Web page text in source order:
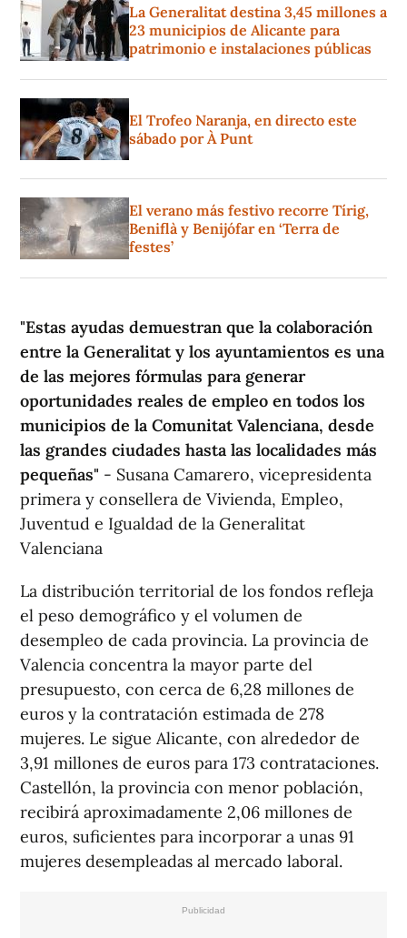
La Generalitat destina 3,45 millones a
23 municipios de Alicante para
patrimonio e instalaciones públicas
El Trofeo Naranja, en directo este
sábado por À Punt
El verano más festivo recorre Tírig,
Beniflà y Benijófar en ‘Terra de
festes’
"Estas ayudas demuestran que la colaboración
entre la Generalitat y los ayuntamientos es una
de las mejores fórmulas para generar
oportunidades reales de empleo en todos los
municipios de la Comunitat Valenciana, desde
las grandes ciudades hasta las localidades más
pequeñas" - Susana Camarero, vicepresidenta
primera y consellera de Vivienda, Empleo,
Juventud e Igualdad de la Generalitat
Valenciana
La distribución territorial de los fondos refleja
el peso demográfico y el volumen de
desempleo de cada provincia. La provincia de
Valencia concentra la mayor parte del
presupuesto, con cerca de 6,28 millones de
euros y la contratación estimada de 278
mujeres. Le sigue Alicante, con alrededor de
3,91 millones de euros para 173 contrataciones.
Castellón, la provincia con menor población,
recibirá aproximadamente 2,06 millones de
euros, suficientes para incorporar a unas 91
mujeres desempleadas al mercado laboral.